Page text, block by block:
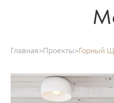
Главная>Проекты>Горный